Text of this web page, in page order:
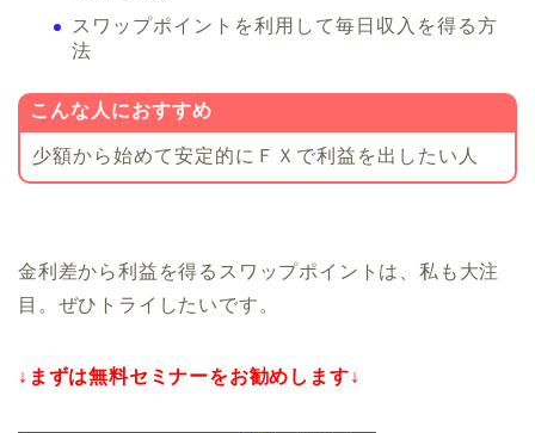
スワップポイントを利用して毎日収入を得る方
法
こんな人におすすめ
少額から始めて安定的にＦＸで利益を出したい人
金利差から利益を得るスワップポイントは、私も大注
目。ぜひトライしたいです。
↓まずは無料セミナーをお勧めします↓